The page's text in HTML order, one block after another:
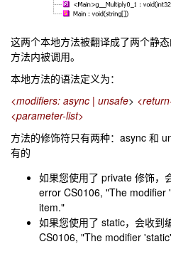
这两个本地方法被翻译成了两个静
方法内被调用。
本地方法的语法定义为：
<modifiers: async | unsafe>
<parameter-list>
方法的修饰符只有两种：async 和
有的
如果您使用了 private 修饰，
error CS0106, "The modifier
item."
如果您使用了 static，会收到
CS0106, "The modifier